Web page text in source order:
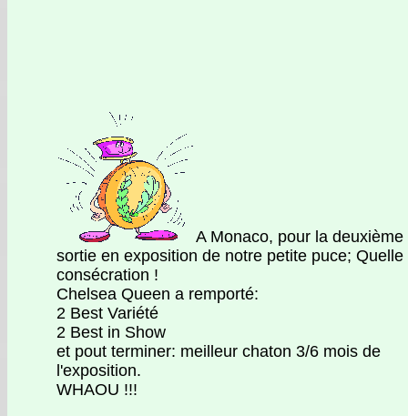
A Monaco, pour la deuxième
sortie en exposition de notre petite puce; Quelle
consécration !
Chelsea Queen a remporté:
2 Best Variété
2 Best in Show
et pout terminer: meilleur chaton 3/6 mois de
l'exposition.
WHAOU !!!